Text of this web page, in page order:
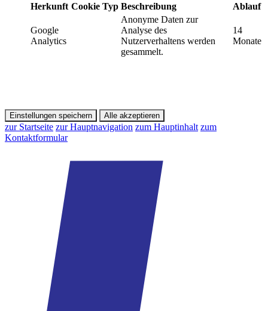
Herkunft Cookie Typ Beschreibung Ablauf
Google
Analytics
Anonyme Daten zur
Analyse des
Nutzerverhaltens werden
gesammelt.
14
Monate
Einstellungen speichern Alle akzeptieren
zur Startseite zur Hauptnavigation zum Hauptinhalt zum
Kontaktformular